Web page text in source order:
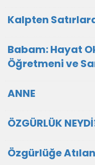
Kalpten
Babam: Hayat
Öğretmeni ve
ANNE
ÖZGÜRLÜK
Özgürlüğe